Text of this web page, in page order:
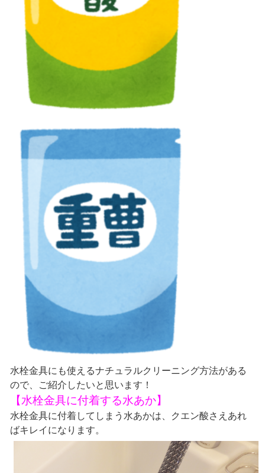
水栓金具にも使えるナチュラルクリーニング方法がある
ので、ご紹介したいと思います！
【水栓金具に付着する水あか】
水栓金具に付着してしまう水あかは、クエン酸さえあれ
ばキレイになります。